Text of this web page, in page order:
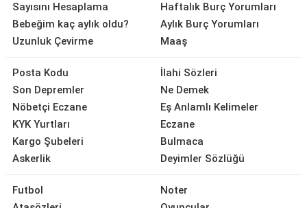
Sayısını Hesaplama
Bebeğim kaç aylık oldu?
Uzunluk Çevirme
Haftalık Burç Yorumları
Aylık Burç Yorumları
Maaş
Posta Kodu
Son Depremler
Nöbetçi Eczane
KYK Yurtları
Kargo Şubeleri
Askerlik
İlahi Sözleri
Ne Demek
Eş Anlamlı Kelimeler
Eczane
Bulmaca
Deyimler Sözlüğü
Futbol
Noter